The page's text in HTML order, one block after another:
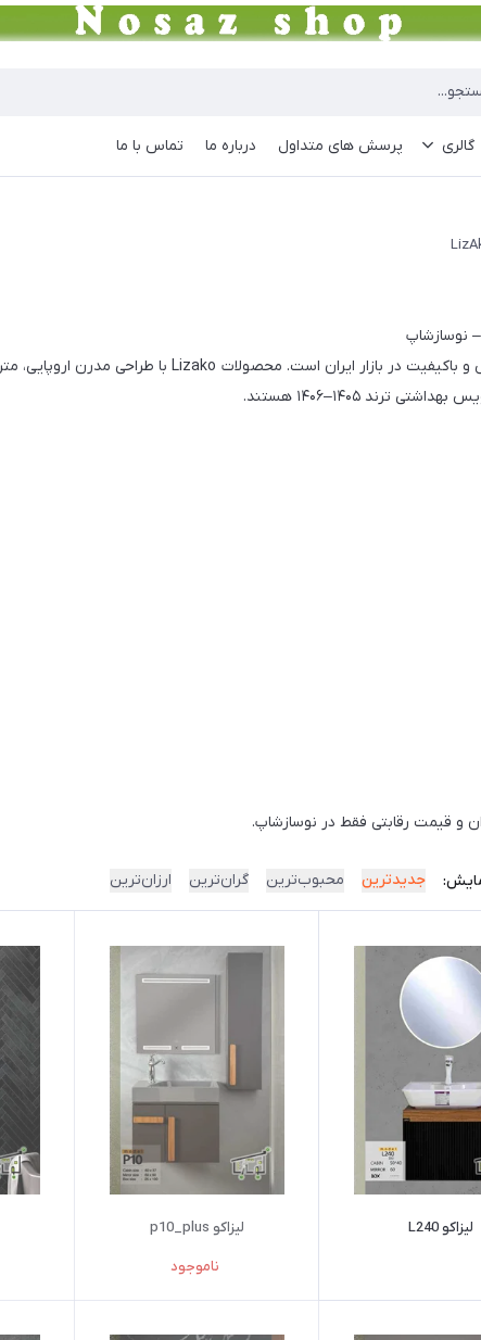
گالری پرسش های متداول درباره ما تماس با ما
۱۴۰۵–۱۴۰۶ هستند.
و قیمت رقابتی فقط در نوسازشاپ.
جدیدترین محبوب‌ترین گران‌ترین ارزان‌ترین
لیزاکو L240 لیزاکو p10_plus
ناموجود